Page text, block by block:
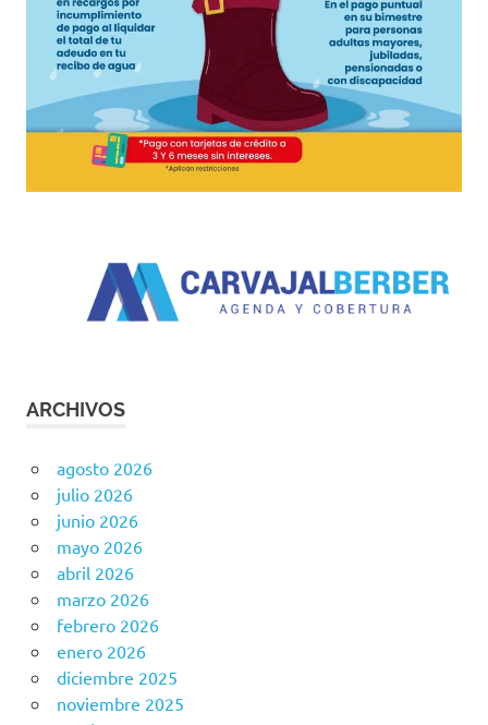
ARCHIVOS
agosto 2026
julio 2026
junio 2026
mayo 2026
abril 2026
marzo 2026
febrero 2026
enero 2026
diciembre 2025
noviembre 2025